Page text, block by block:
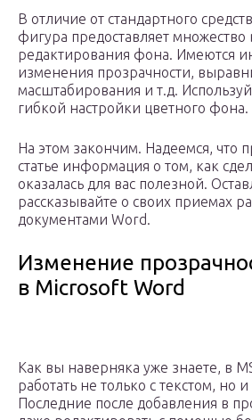
В отличие от стандартного
фигура предоставляет множество
редактирования фона. Имеются
изменения прозрачности,
масштабирования и т.д.
гибкой настройки цветного фона.
На этом закончим. Надеемся, что
статье информация о том, как
оказалась для вас полезной.
рассказывайте о своих приемах
документами Word.
Изменение
в Microsoft Word
Как вы наверняка уже знаете, в
работать не только с текстом, но
Последние после добавления в